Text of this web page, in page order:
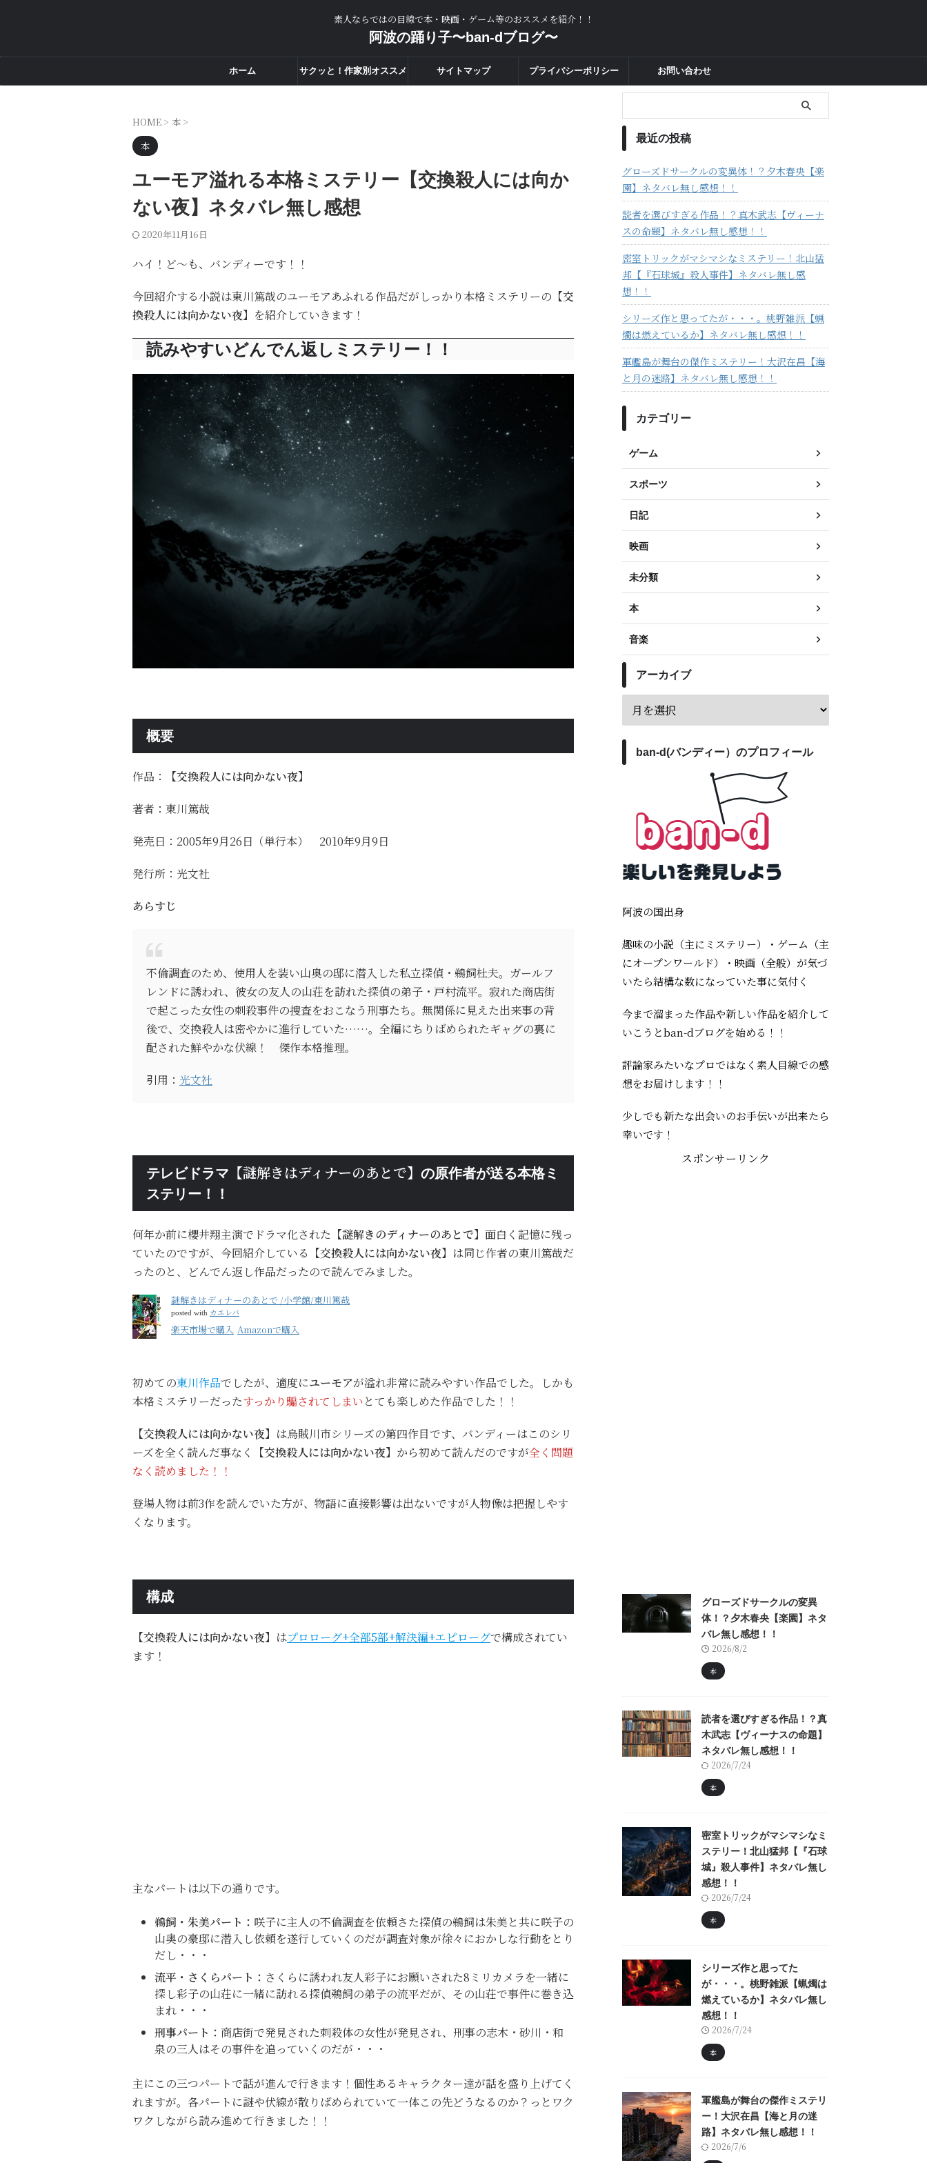
素人ならではの目線で本・映画・ゲーム等のおススメを紹介！！
阿波の踊り子〜ban-dブログ〜
ホーム サクッと！作家別オススメ サイトマップ プライバシーポリシー お問い合わせ
HOME > 本 >
本
ユーモア溢れる本格ミステリー【交換殺人には向か
ない夜】ネタバレ無し感想
2020年11月16日
ハイ！ど～も、バンディーです！！
今回紹介する小説は東川篤哉のユーモアあふれる作品だがしっかり本格ミステリーの 【交
換殺人には向かない夜】 を紹介していきます！
読みやすいどんでん返しミステリー！！
概要
作品： 【交換殺人には向かない夜】
著者：東川篤哉
発売日：2005年9月26日（単行本） 2010年9月9日
発行所：光文社
あらすじ
不倫調査のため、使用人を装い山奥の邸に潜入した私立探偵・鵜飼杜夫。ガールフ
レンドに誘われ、彼女の友人の山荘を訪れた探偵の弟子・戸村流平。寂れた商店街
で起こった女性の刺殺事件の捜査をおこなう刑事たち。無関係に見えた出来事の背
後で、交換殺人は密やかに進行していた……。全編にちりばめられたギャグの裏に
配された鮮やかな伏線！ 傑作本格推理。
引用： 光文社
テレビドラマ 【謎解きはディナーのあとで】 の原作者が送る本格ミ
ステリー！！
何年か前に櫻井翔主演でドラマ化された 【謎解きのディナーのあとで】 面白く記憶に残っ
ていたのですが、今回紹介している 【交換殺人には向かない夜】 は同じ作者の東川篤哉だ
ったのと、どんでん返し作品だったので読んでみました。
謎解きはディナーのあとで /小学館/東川篤哉
posted with カエレバ
楽天市場で購入 Amazonで購入
初めての東川作品でしたが、適度にユーモアが溢れ非常に読みやすい作品でした。しかも
本格ミステリーだったすっかり騙されてしまいとても楽しめた作品でした！！
【交換殺人には向かない夜】 は烏賊川市シリーズの第四作目です、バンディーはこのシリ
ーズを全く読んだ事なく
【交換殺人には向かない夜】 から初めて読んだのですが全く問題
なく読めました！！
登場人物は前3作を読んでいた方が、物語に直接影響は出ないですが人物像は把握しやす
くなります。
構成
【交換殺人には向かない夜】 はプロローグ+全部5部+解決編+エピローグで構成されてい
ます！
主なパートは以下の通りです。
鵜飼・朱美パート： 咲子に主人の不倫調査を依頼さた探偵の鵜飼は朱美と共に咲子の
山奥の豪邸に潜入し依頼を遂行していくのだが調査対象が徐々におかしな行動をとり
だし・・・
流平・さくらパート： さくらに誘われ友人彩子にお願いされた8ミリカメラを一緒に
探し彩子の山荘に一緒に訪れる探偵鵜飼の弟子の流平だが、その山荘で事件に巻き込
まれ・・・
刑事パート： 商店街で発見された刺殺体の女性が発見され、刑事の志木・砂川・和
泉の三人はその事件を追っていくのだが・・・
主にこの三つパートで話が進んで行きます！個性あるキャラクター達が話を盛り上げてく
れますが。各パートに謎や伏線が散りばめられていて一体この先どうなるのか？っとワク
ワクしながら読み進めて行きました！！
最近の投稿
グローズドサークルの変異体！？夕木春央【楽
園】ネタバレ無し感想！！
読者を選びすぎる作品！？真木武志【ヴィーナ
スの命題】ネタバレ無し感想！！
密室トリックがマシマシなミステリー！北山猛
邦【『石球城』殺人事件】ネタバレ無し感
想！！
シリーズ作と思ってたが・・・。桃野雑派【蝋
燭は燃えているか】ネタバレ無し感想！！
軍艦島が舞台の傑作ミステリー！大沢在昌【海
と月の迷路】ネタバレ無し感想！！
カテゴリー
ゲーム
スポーツ
日記
映画
未分類
本
音楽
アーカイブ
ban-d(バンディー）のプロフィール
阿波の国出身
趣味の小説（主にミステリー）・ゲーム（主
にオープンワールド）・映画（全般）が気づ
いたら結構な数になっていた事に気付く
今まで溜まった作品や新しい作品を紹介して
いこうとban-dブログを始める！！
評論家みたいなプロではなく素人目線での感
想をお届けします！！
少しでも新たな出会いのお手伝いが出来たら
幸いです！
スポンサーリンク
グローズドサークルの変異
体！？夕木春央【楽園】ネタ
バレ無し感想！！
2026/8/2
本
読者を選びすぎる作品！？真
木武志【ヴィーナスの命題】
ネタバレ無し感想！！
2026/7/24
本
密室トリックがマシマシなミ
ステリー！北山猛邦【『石球
城』殺人事件】ネタバレ無し
感想！！
2026/7/24
本
シリーズ作と思ってた
が・・・。桃野雑派【蝋燭は
燃えているか】ネタバレ無し
感想！！
2026/7/24
本
軍艦島が舞台の傑作ミステリ
ー！大沢在昌【海と月の迷
路】ネタバレ無し感想！！
2026/7/6